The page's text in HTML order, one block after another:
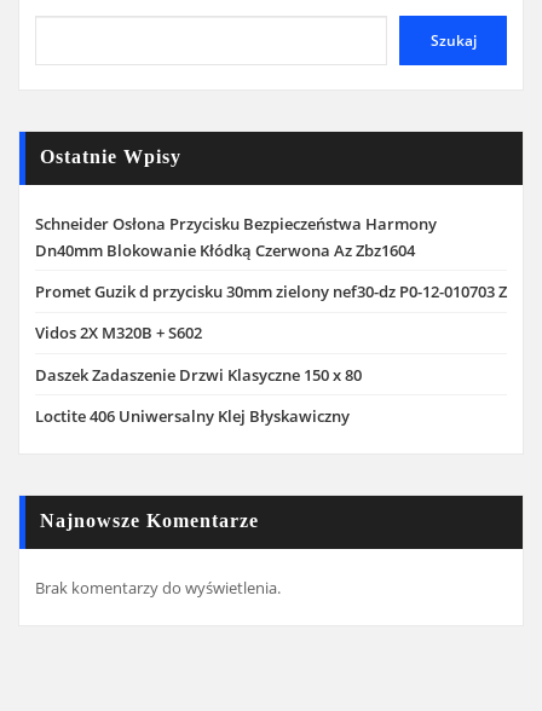
Szukaj
Ostatnie Wpisy
Schneider Osłona Przycisku Bezpieczeństwa Harmony
Dn40mm Blokowanie Kłódką Czerwona Az Zbz1604
Promet Guzik d przycisku 30mm zielony nef30-dz P0-12-010703 Z
Vidos 2X M320B + S602
Daszek Zadaszenie Drzwi Klasyczne 150 x 80
Loctite 406 Uniwersalny Klej Błyskawiczny
Najnowsze Komentarze
Brak komentarzy do wyświetlenia.